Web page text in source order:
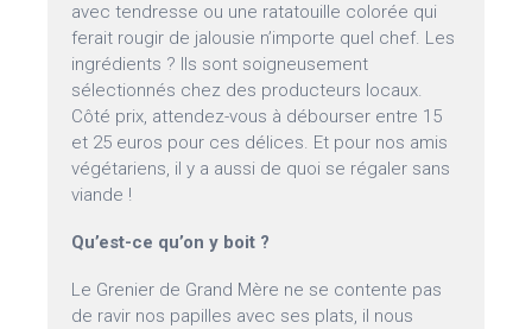
avec tendresse ou une ratatouille colorée qui
ferait rougir de jalousie n’importe quel chef. Les
ingrédients ? Ils sont soigneusement
sélectionnés chez des producteurs locaux.
Côté prix, attendez-vous à débourser entre 15
et 25 euros pour ces délices. Et pour nos amis
végétariens, il y a aussi de quoi se régaler sans
viande !
Qu’est-ce qu’on y boit ?
Le Grenier de Grand Mère ne se contente pas
de ravir nos papilles avec ses plats, il nous